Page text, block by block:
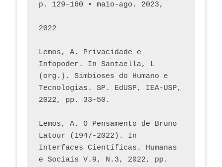
p. 129-160 • maio-ago. 2023,
2022
Lemos, A. Privacidade e
Infopoder. In Santaella, L
(org.). Simbioses do Humano e
Tecnologias. SP. EdUSP, IEA-USP,
2022, pp. 33-50.
Lemos, A. O Pensamento de Bruno
Latour (1947-2022). In
Interfaces Científicas. Humanas
e Sociais V.9, N.3, 2022, pp.